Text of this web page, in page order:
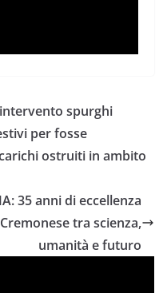
spurghi
per fosse
ostruiti in ambito
35 anni di eccellenza
tra scienza,
umanità e futuro